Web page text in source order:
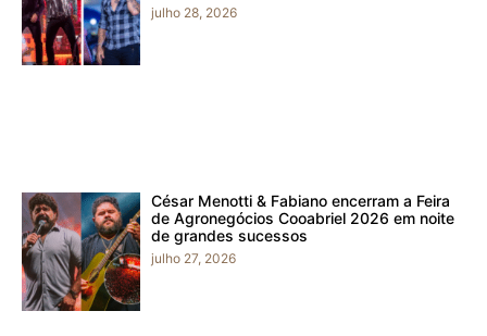
julho 28, 2026
César Menotti & Fabiano encerram a Feira
de Agronegócios Cooabriel 2026 em noite
de grandes sucessos
julho 27, 2026